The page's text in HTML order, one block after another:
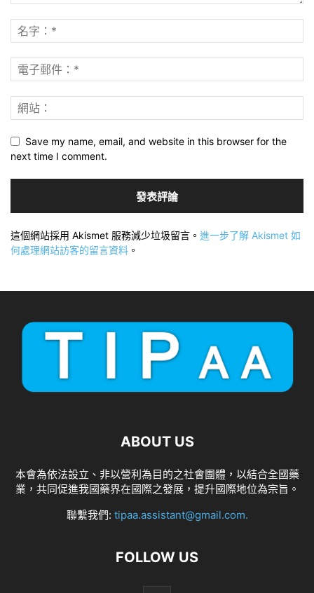
Save my name, email, and website in this browser for the
next time I comment.
這個網站採用 Akismet 服務減少垃圾留言。 進一步了解 Akismet 如
何處理網站訪客的留言資料 。
ABOUT US
本會為依法設立、非以營利為目的之社會團體，以結合全國藥
業，共同促進我國藥界在國際之發展，提升國際地位為宗旨。
聯繫我們: tipaa.assistant@gmail.com.
FOLLOW US